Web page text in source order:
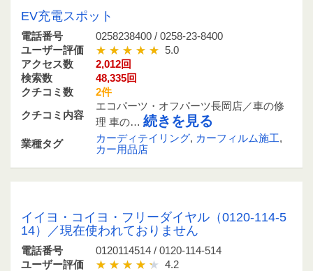
EV充電スポット
電話番号
0258238400 / 0258-23-8400
ユーザー評価
5.0
アクセス数
2,012回
検索数
48,335回
クチコミ数
2件
クチコミ内容
エコパーツ・オフパーツ長岡店／車の修
理 車の… 続きを見る
業種タグ カーディテイリング, カーフィルム施工,
カー用品店
イイヨ・コイヨ・フリーダイヤル（0120-114-5
14）／現在使われておりません
電話番号
0120114514 / 0120-114-514
ユーザー評価
4.2